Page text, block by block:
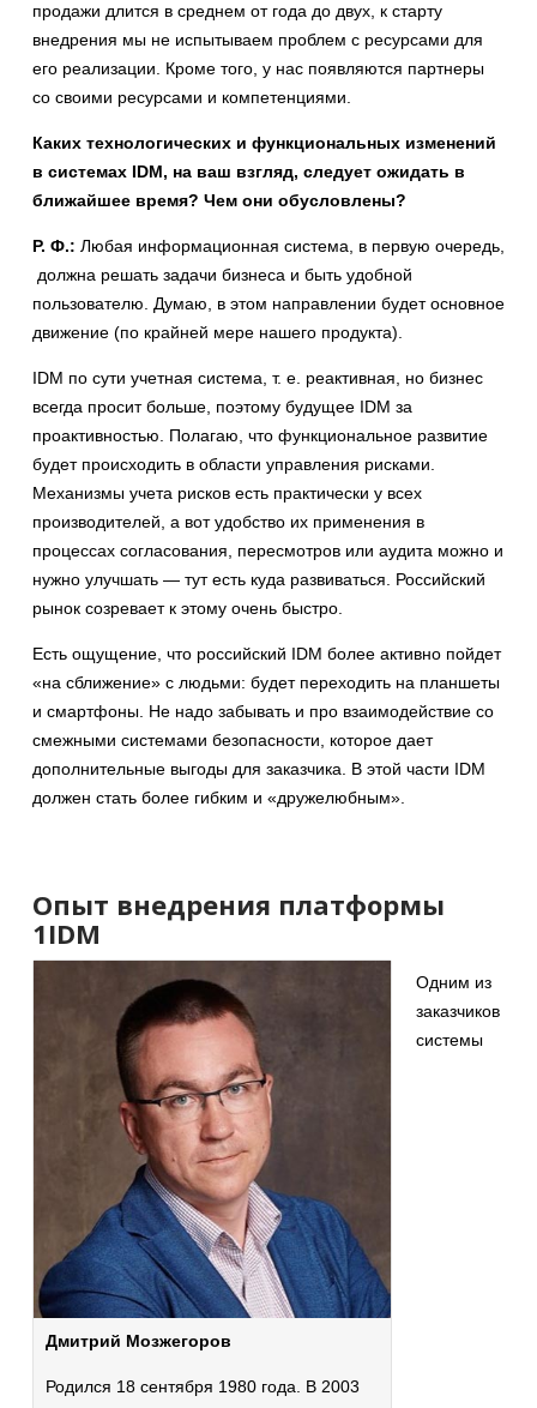
продажи длится в среднем от года до двух, к старту
внедрения мы не испытываем проблем с ресурсами для
его реализации. Кроме того, у нас появляются партнеры
со своими ресурсами и компетенциями.
Каких технологических и функциональных изменений
в системах IDM, на ваш взгляд, следует ожидать в
ближайшее время? Чем они обусловлены?
Р. Ф.: Любая информационная система, в первую очередь,
должна решать задачи бизнеса и быть удобной
пользователю. Думаю, в этом направлении будет основное
движение (по крайней мере нашего продукта).
IDM по сути учетная система, т. е. реактивная, но бизнес
всегда просит больше, поэтому будущее IDM за
проактивностью. Полагаю, что функциональное развитие
будет происходить в области управления рисками.
Механизмы учета рисков есть практически у всех
производителей, а вот удобство их применения в
процессах согласования, пересмотров или аудита можно и
нужно улучшать — тут есть куда развиваться. Российский
рынок созревает к этому очень быстро.
Есть ощущение, что российский IDM более активно пойдет
«на сближение» с людьми: будет переходить на планшеты
и смартфоны. Не надо забывать и про взаимодействие со
смежными системами безопасности, которое дает
дополнительные выгоды для заказчика. В этой части IDM
должен стать более гибким и «дружелюбным».
Опыт внедрения платформы
1IDM
Дмитрий Мозжегоров
Родился 18 сентября 1980 года. В 2003
Одним из
заказчиков
системы